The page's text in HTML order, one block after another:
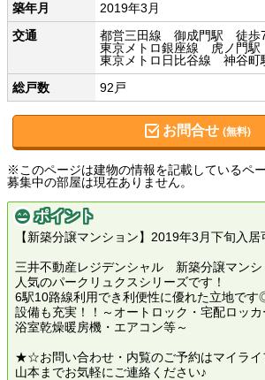
築年月
2019年3月
交通
都営三田線 御成門駅 徒歩
東京メトロ銀座線 虎ノ門
東京メトロ日比谷線 神谷
総戸数
92戸
お問合せ (無料)
※このページは建物の情報を記載しているペー
募集中の部屋は現在ありません。
ポイント
【新築分譲マンション】2019年3月下旬入居
三井不動産レジデンシャル 新築分譲マンシ
人気のパークリュクスシリーズです！
6駅10路線利用でき利便性に優れた立地で
設備も充実！！～オートロック・宅配ロッ
浴室乾燥暖房機・エアコン等～
★☆お問い合わせ・内覧のご予約はマイライ
山本までお気軽にご連絡ください♪